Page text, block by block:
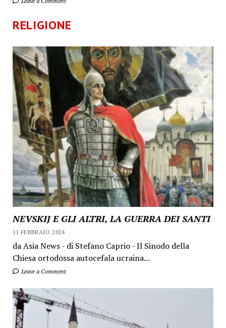
RELIGIONE
NEVSKIJ E GLI ALTRI, LA GUERRA DEI SANTI
11 FEBBRAIO 2024
da Asia News - di Stefano Caprio - Il Sinodo della
Chiesa ortodossa autocefala ucraina...
Leave a Comment